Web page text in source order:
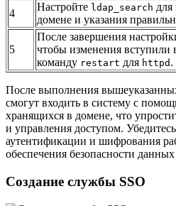
4
Настройте ldap_search для
домене и указания
5
После завершения
чтобы изменения вступили
команду restart для httpd .
После выполнения
смогут входить в систему с
хранящихся в домене, что
и управления доступом.
аутентификации и шифрования
обеспечения безопасности
Создание службы SSO